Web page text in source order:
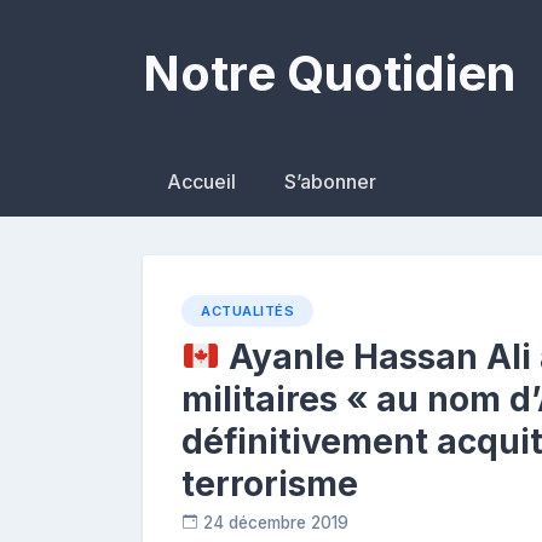
Notre Quotidien
Accueil S’abonner
ACTUALITÉS
Ayanle Hassan
militaires « au nom
définitivement
terrorisme
24 décembre 2019